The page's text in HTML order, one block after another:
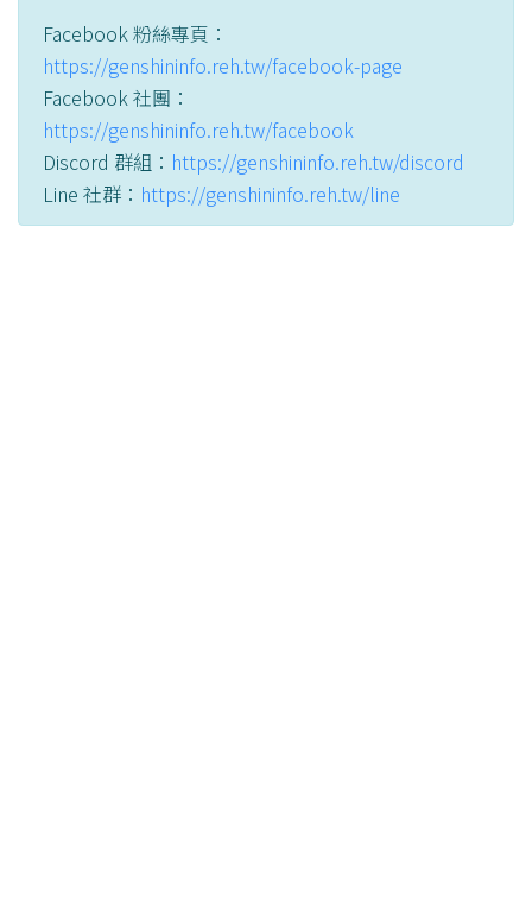
Facebook 粉絲專頁：
https://genshininfo.reh.tw/facebook-page
Facebook 社團：
https://genshininfo.reh.tw/facebook
Discord 群組： https://genshininfo.reh.tw/discord
Line 社群： https://genshininfo.reh.tw/line